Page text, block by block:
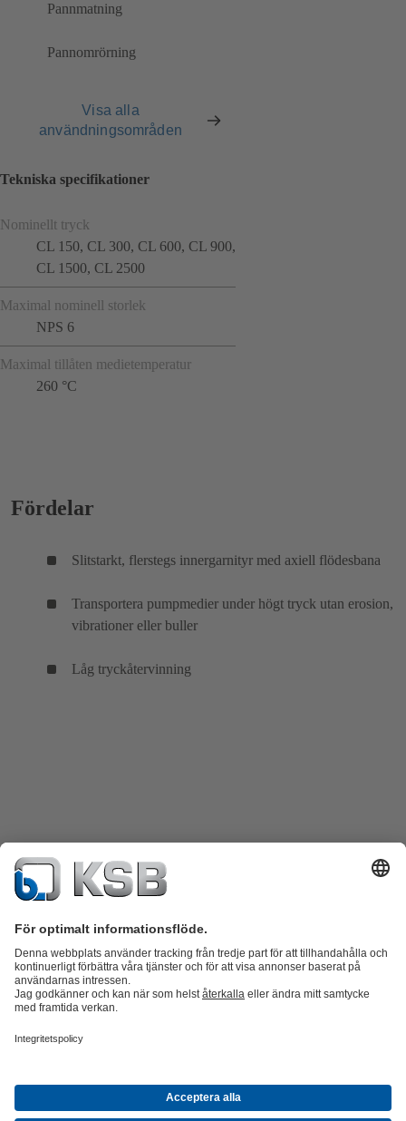
Pannmatning
Pannomrörning
Visa alla
användningsområden
Tekniska specifikationer
Nominellt tryck
CL 150, CL 300, CL 600, CL 900,
CL 1500, CL 2500
Maximal nominell storlek
NPS 6
Maximal tillåten medietemperatur
260 °C
Fördelar
Slitstarkt, flerstegs innergarnityr med axiell flödesbana
Transportera pumpmedier under högt tryck utan erosion,
vibrationer eller buller
Låg tryckåtervinning
Energi
FöretagEventNyheterKarriärmöjligheter hos KSBSociala Medier